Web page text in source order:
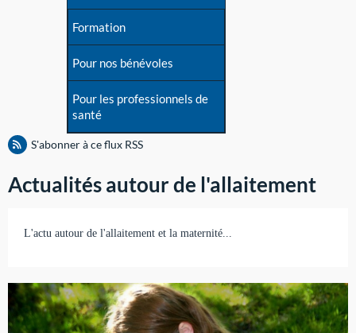
Formation
Pour nos bénévoles
Pour les professionnels de
santé
S'abonner à ce flux RSS
Actualités autour de l'allaitement
L'actu autour de l'allaitement et la maternité...